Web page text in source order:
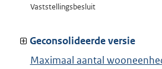
Vaststellingsbesluit
Geconsolideerde versie
Maximaal aantal